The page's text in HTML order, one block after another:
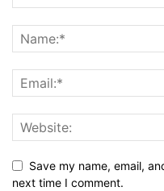
Save my name, email,
next time I comment.